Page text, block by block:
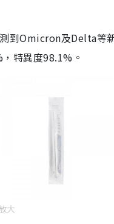
到Omicron及Delta等
特異度98.1%。
大